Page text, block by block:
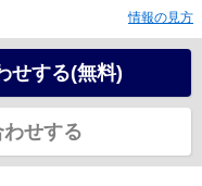
情報の見方
せする(無料)
せする